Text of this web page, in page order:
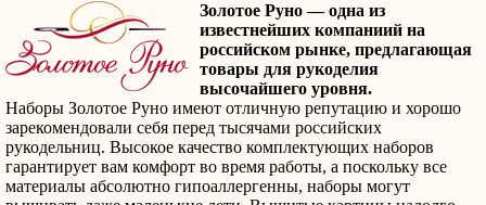
Золотое Руно — одна из
известнейших компаниий на
российском рынке, предлагающая
товары для рукоделия
высочайшего уровня.
Наборы Золотое Руно имеют отличную репутацию и хорошо
зарекомендовали себя перед тысячами российских
рукодельниц. Высокое качество комплектующих наборов
гарантирует вам комфорт во время работы, а поскольку все
материалы абсолютно гипоаллергенны, наборы могут